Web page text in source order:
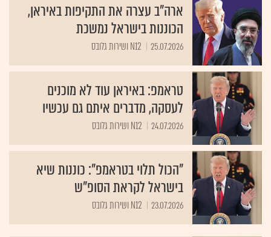
ארה"ב עצרה את התקיפות באיראן,
הכוננות בישראל נמשכת
25.07.2026 N12 ושירות גלובס
טראמפ: באיראן עוד לא מוכנים
לעסקה, מדברים איתם גם עכשיו
24.07.2026 N12 ושירות גלובס
"הכול תלוי בטראמפ": כוננות שיא
בישראל לקראת הסופ"ש
23.07.2026 N12 ושירות גלובס